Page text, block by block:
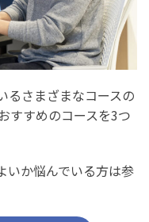
るさまざまなコースの
すすめのコースを3つ
いか悩んでいる方は参